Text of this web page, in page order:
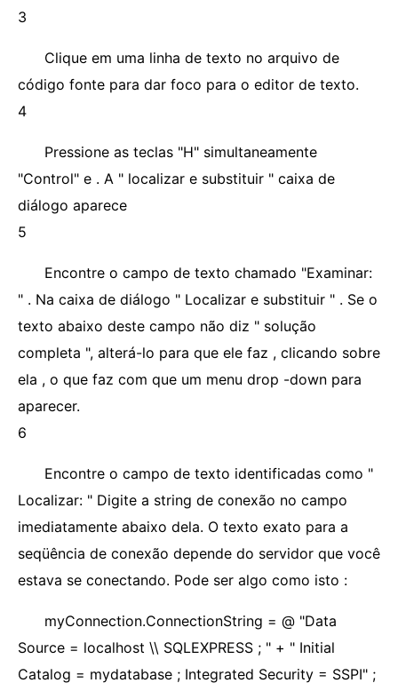
3
Clique em uma linha de texto no arquivo de
código fonte para dar foco para o editor de texto.
4
Pressione as teclas "H" simultaneamente
"Control" e . A " localizar e substituir " caixa de
diálogo aparece
5
Encontre o campo de texto chamado "Examinar:
" . Na caixa de diálogo " Localizar e substituir " . Se o
texto abaixo deste campo não diz " solução
completa ", alterá-lo para que ele faz , clicando sobre
ela , o que faz com que um menu drop -down para
aparecer.
6
Encontre o campo de texto identificadas como "
Localizar: " Digite a string de conexão no campo
imediatamente abaixo dela. O texto exato para a
seqüência de conexão depende do servidor que você
estava se conectando. Pode ser algo como isto :
myConnection.ConnectionString = @ "Data
Source = localhost \\ SQLEXPRESS ; " + " Initial
Catalog = mydatabase ; Integrated Security = SSPI" ;